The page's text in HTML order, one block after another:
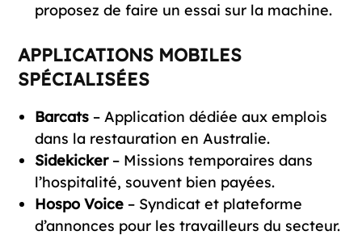
proposez de faire un essai sur la machine.
APPLICATIONS MOBILES
SPÉCIALISÉES
Barcats– Application dédiée aux emplois
dans la restauration en Australie.
Sidekicker– Missions temporaires dans
l’hospitalité, souvent bien payées.
Hospo Voice– Syndicat et plateforme
d’annonces pour les travailleurs du secteur.